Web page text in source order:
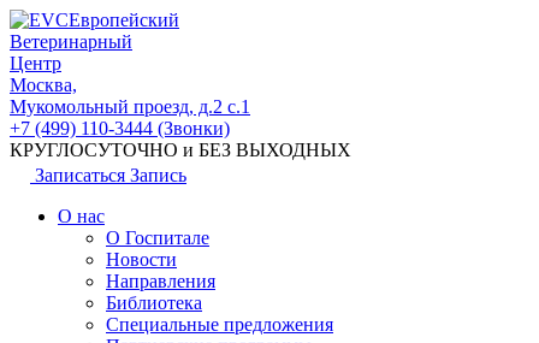
Европейский
Ветеринарный
Центр
Москва,
Мукомольный проезд, д.2 с.1
+7 (499) 110-3444 (Звонки)
КРУГЛОСУТОЧНО и БЕЗ ВЫХОДНЫХ
Записаться Запись
О нас
О Госпитале
Новости
Направления
Библиотека
Специальные предложения